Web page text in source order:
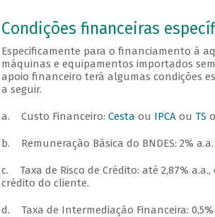
Condições financeiras
Especificamente para o financiamento à
máquinas e equipamentos importados
apoio financeiro terá algumas condições
a seguir.
a. Custo Financeiro: Cesta ou IPCA ou TS
b. Remuneração Básica do BNDES: 2% a.a.
c. Taxa de Risco de Crédito: até 2,87%
crédito do cliente.
d. Taxa de Intermediação Financeira: 0,5%